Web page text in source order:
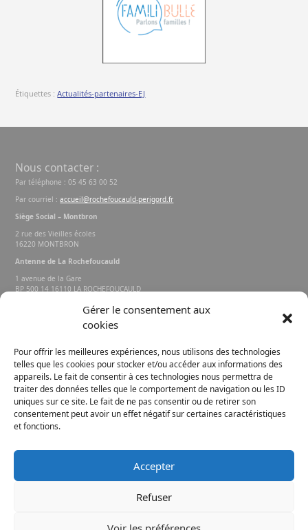
Gérer le consentement aux
cookies
Pour offrir les meilleures expériences, nous utilisons des technologies
telles que les cookies pour stocker et/ou accéder aux informations des
appareils. Le fait de consentir à ces technologies nous permettra de
traiter des données telles que le comportement de navigation ou les ID
uniques sur ce site. Le fait de ne pas consentir ou de retirer son
consentement peut avoir un effet négatif sur certaines caractéristiques
et fonctions.
Accepter
Refuser
Étiquettes :Actualités-partenaires-EJ
Nous contacter :
Par téléphone : 05 45 63 00 52
Par courriel :accueil@rochefoucauld-perigord.fr
Siège Social – Montbron
2 rue des Vieilles écoles
16220 MONTBRON
Antenne de La Rochefoucauld
1 avenue de la Gare
BP 500 14 16110 LA ROCHEFOUCAULD